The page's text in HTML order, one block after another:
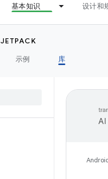
基本知识 设计和
JETPACK
示例 库
AI